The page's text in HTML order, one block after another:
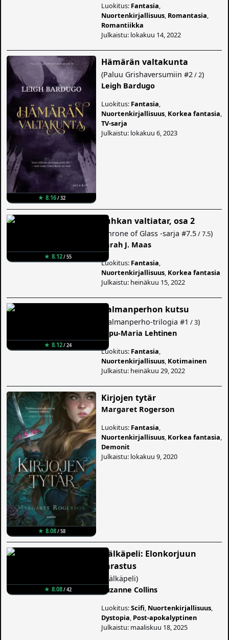
Luokitus: Fantasia
Nuortenkirjallisuus Romantasia
Romantiikka
Julkaistu: lokakuu 14, 2022
★ 8.16/ 32
Hämärän valtakunta
(Paluu Grishaversumiin #2 / 2)
Leigh Bardugo
Luokitus: Fantasia
Nuortenkirjallisuus Korkea fantasia
TV-sarja
Julkaistu: lokakuu 6, 2023
★ 8.12/ 55
Tuhkan valtiatar, osa 2
Throne of Glass -sarja #7.5/ 7.5)
Sarah J. Maas
Luokitus: Fantasia
Nuortenkirjallisuus Korkea fantasia
Julkaistu: heinäkuu 15, 2022
★ 8.12/ 24
Kalmanperhon kutsu
Kalmanperho-trilogia #1 / 3)
Ulpu-Maria Lehtinen
Luokitus: Fantasia
Nuortenkirjallisuus Kotimainen
Julkaistu: heinäkuu 29, 2022
★ 8.08/ 58
Kirjojen tytär
Margaret Rogerson
Luokitus: Fantasia
Nuortenkirjallisuus Korkea fantasia
Demonit
Julkaistu: lokakuu 9, 2020
★ 8.08/ 42
Nälkäpeli: Elonkorjuun
sarastus
Nälkäpeli)
Suzanne Collins
Luokitus:Scifi Nuortenkirjallisuus
Dystopia Post-apokalyptinen
Julkaistu: maaliskuu 18, 2025